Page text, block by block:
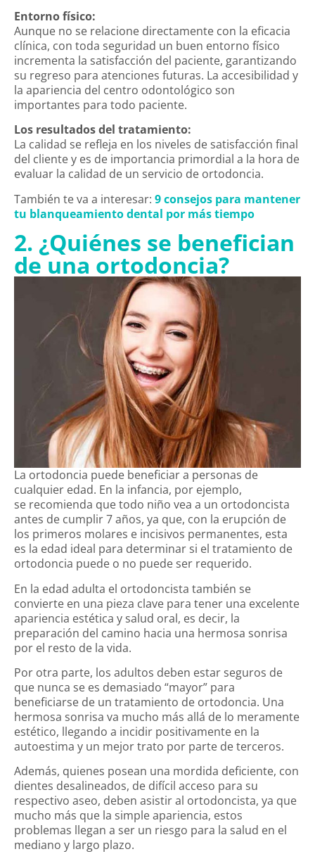
Entorno físico:
Aunque no se relacione directamente con la eficacia
clínica, con toda seguridad un buen entorno físico
incrementa la satisfacción del paciente, garantizando
su regreso para atenciones futuras. La accesibilidad y
la apariencia del centro odontológico son
importantes para todo paciente.
Los resultados del tratamiento:
La calidad se refleja en los niveles de satisfacción final
del cliente y es de importancia primordial a la hora de
evaluar la calidad de un servicio de ortodoncia.
También te va a interesar: 9 consejos para mantener
tu blanqueamiento dental por más tiempo
2. ¿Quiénes se benefician
de una ortodoncia?
La ortodoncia puede beneficiar a personas de
cualquier edad. En la infancia, por ejemplo,
se recomienda que todo niño vea a un ortodoncista
antes de cumplir 7 años, ya que, con la erupción de
los primeros molares e incisivos permanentes, esta
es la edad ideal para determinar si el tratamiento de
ortodoncia puede o no puede ser requerido.
En la edad adulta el ortodoncista también se
convierte en una pieza clave para tener una excelente
apariencia estética y salud oral, es decir, la
preparación del camino hacia una hermosa sonrisa
por el resto de la vida.
Por otra parte, los adultos deben estar seguros de
que nunca se es demasiado “mayor” para
beneficiarse de un tratamiento de ortodoncia. Una
hermosa sonrisa va mucho más allá de lo meramente
estético, llegando a incidir positivamente en la
autoestima y un mejor trato por parte de terceros.
Además, quienes posean una mordida deficiente, con
dientes desalineados, de difícil acceso para su
respectivo aseo, deben asistir al ortodoncista, ya que
mucho más que la simple apariencia, estos
problemas llegan a ser un riesgo para la salud en el
mediano y largo plazo.